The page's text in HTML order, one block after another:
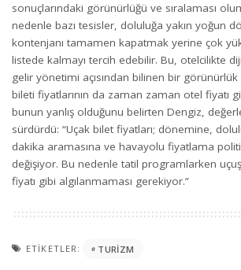
sonuçlarındaki görünürlüğü ve sıralaması
nedenle bazı tesisler, doluluğa yakın yoğun
kontenjanı tamamen kapatmak yerine çok
listede kalmayı tercih edebilir. Bu, otelcilikte
gelir yönetimi açısından bilinen bir görünürlük
bileti fiyatlarının da zaman zaman otel fiyatı
bunun yanlış olduğunu belirten Dengiz,
sürdürdü: “Uçak bilet fiyatları; dönemine,
dakika aramasına ve havayolu fiyatlama
değişiyor. Bu nedenle tatil programlarken
fiyatı gibi algılanmaması gerekiyor.”
ETIKETLER: TURIZM